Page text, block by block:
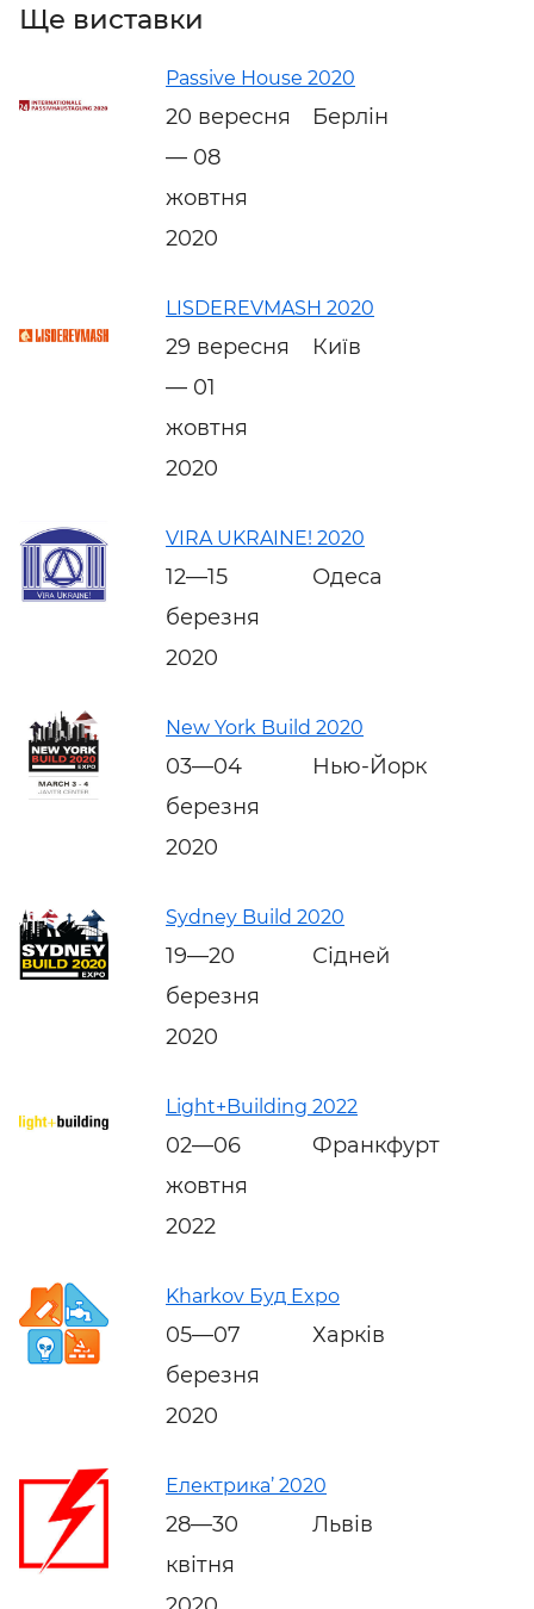
Ще виставки
Passive House 2020
20 вересня
— 08
жовтня
2020
Берлін
LISDEREVMASH 2020
29 вересня
— 01
жовтня
2020
Київ
VIRA UKRAINE! 2020
12—15
березня
2020
Одеса
New York Build 2020
03—04
березня
2020
Нью-Йорк
Sydney Build 2020
19—20
березня
2020
Сідней
Light+Building 2022
02—06
жовтня
2022
Франкфурт
Kharkov Буд Expo
05—07
березня
2020
Харків
Електрика’ 2020
28—30
квітня
Львів